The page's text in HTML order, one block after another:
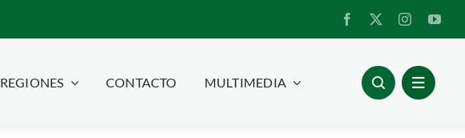
REGIONES CONTACTO MULTIMEDIA